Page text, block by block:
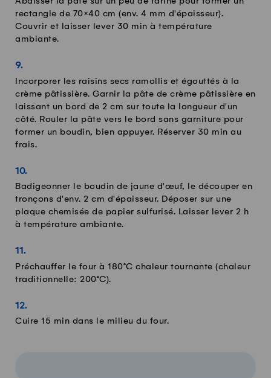
rectangle de 70×40 cm (env. 4 mm d'épaisseur).
Couvrir et laisser lever 30 min à température
ambiante.
Incorporer les raisins secs ramollis et égouttés à la
crème pâtissière. Garnir la pâte de crème pâtissière en
laissant un bord de 2 cm sur toute la longueur d'un
côté. Rouler la pâte vers le bord sans garniture pour
former un boudin, bien appuyer. Réserver 30 min au
frais.
Badigeonner le boudin de jaune d'œuf, le découper en
tronçons d'env. 2 cm d'épaisseur. Déposer sur une
plaque chemisée de papier sulfurisé. Laisser lever 2 h
à température ambiante.
Préchauffer le four à 180°C chaleur tournante (chaleur
traditionnelle: 200°C).
Cuire 15 min dans le milieu du four.